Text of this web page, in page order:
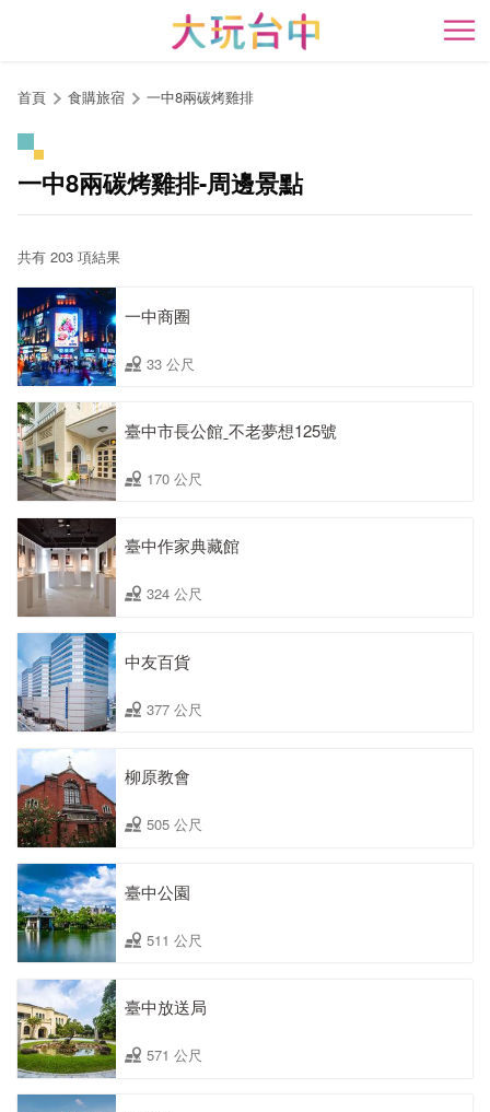
開
首頁 食購旅宿 一中8兩碳烤雞排
一中8兩碳烤雞排-周邊景點
共有 203 項結果
一中商圈
33 公尺
臺中市長公館ˍ不老夢想125號
170 公尺
臺中作家典藏館
324 公尺
中友百貨
377 公尺
柳原教會
505 公尺
臺中公園
511 公尺
臺中放送局
571 公尺